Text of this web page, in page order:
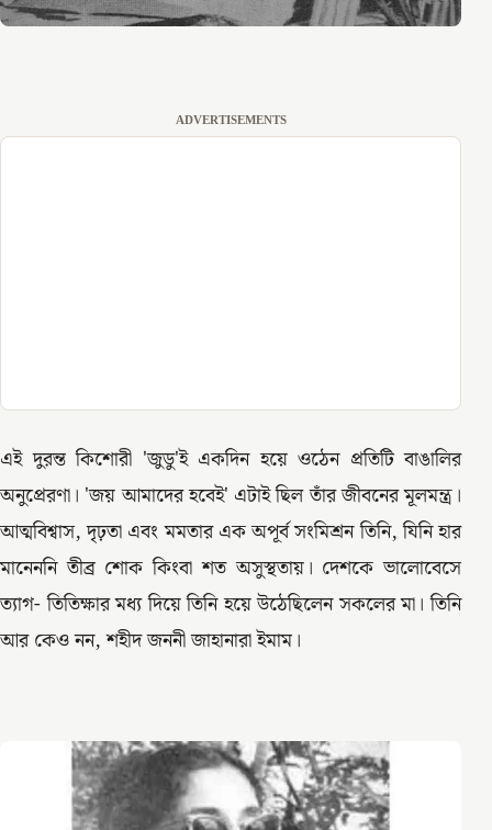
ADVERTISEMENTS
এই দুরন্ত কিশোরী 'জুডু'ই একদিন হয়ে ওঠেন প্রতিটি বাঙালির
অনুপ্রেরণা। 'জয় আমাদের হবেই' এটাই ছিল তাঁর জীবনের মূলমন্ত্র।
আত্মবিশ্বাস, দৃঢ়তা এবং মমতার এক অপূর্ব সংমিশ্রন তিনি, যিনি হার
মানেননি তীব্র শোক কিংবা শত অসুস্থতায়। দেশকে ভালোবেসে
ত্যাগ- তিতিক্ষার মধ্য দিয়ে তিনি হয়ে উঠেছিলেন সকলের মা। তিনি
আর কেও নন, শহীদ জননী জাহানারা ইমাম।